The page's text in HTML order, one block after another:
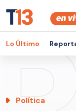
Lo Último
Política